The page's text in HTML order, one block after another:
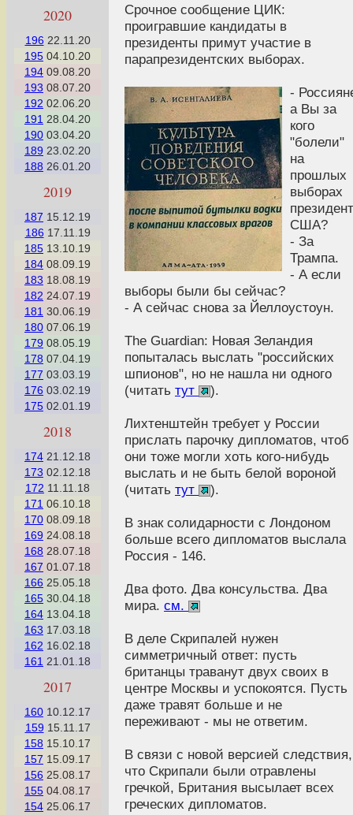
2020
196 22.11.20
195 04.10.20
194 09.08.20
193 08.07.20
192 02.06.20
191 28.04.20
190 03.04.20
189 23.02.20
188 26.01.20
2019
187 15.12.19
186 17.11.19
185 13.10.19
184 08.09.19
183 18.08.19
182 24.07.19
181 30.06.19
180 07.06.19
179 08.05.19
178 07.04.19
177 03.03.19
176 03.02.19
175 02.01.19
2018
174 21.12.18
173 02.12.18
172 11.11.18
171 06.10.18
170 08.09.18
169 24.08.18
168 28.07.18
167 01.07.18
166 25.05.18
165 30.04.18
164 13.04.18
163 17.03.18
162 16.02.18
161 21.01.18
2017
160 10.12.17
159 15.11.17
158 15.10.17
157 15.09.17
156 25.08.17
155 04.08.17
154 25.06.17
Срочное сообщение ЦИК:
проигравшие кандидаты в
президенты примут участие в
парапрезидентских выборах.
-
а Вы за
кого
"болели"
на
прошлых
выборах
США?
- За
Трампа.
- А если
выборы были бы сейчас?
- А сейчас снова за Йеллоустоун.
The Guardian: Новая Зеландия
попыталась выслать "российских
шпионов", но не нашла ни одного
(читать тут ).
Лихтенштейн требует у России
прислать парочку дипломатов, чтоб
они тоже могли хоть кого-нибудь
выслать и не быть белой вороной
(читать тут ).
В знак солидарности с Лондоном
больше всего дипломатов выслала
Россия - 146.
Два фото. Два консульства. Два
мира. см.
В деле Скрипалей нужен
симметричный ответ: пусть
британцы траванут двух своих в
центре Москвы и успокоятся. Пусть
даже травят больше и не
переживают - мы не ответим.
В связи с новой версией следствия,
что Скрипали были отравлены
гречкой, Британия высылает всех
греческих дипломатов.